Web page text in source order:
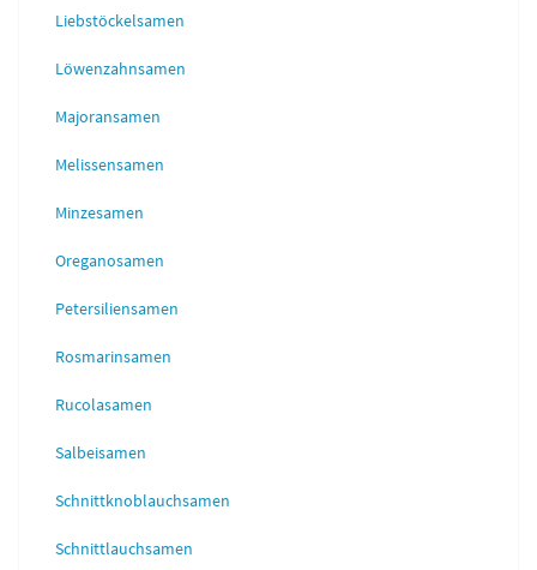
Liebstöckelsamen
Löwenzahnsamen
Majoransamen
Melissensamen
Minzesamen
Oreganosamen
Petersiliensamen
Rosmarinsamen
Rucolasamen
Salbeisamen
Schnittknoblauchsamen
Schnittlauchsamen